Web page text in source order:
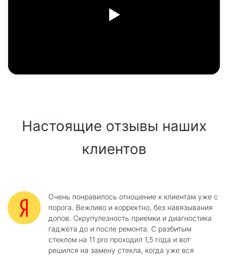
▶
Настоящие отзывы наших
клиентов
Очень понравилось отношение к клиентам уже с
порога. Вежливо и корректно, без навязывания
допов. Скрупулезность приемки и диагностика
гаджета до и после ремонта. С разбитым
стеклом на 11 pro проходил 1,5 года и вот
решился на замену стекла, когда уже вся